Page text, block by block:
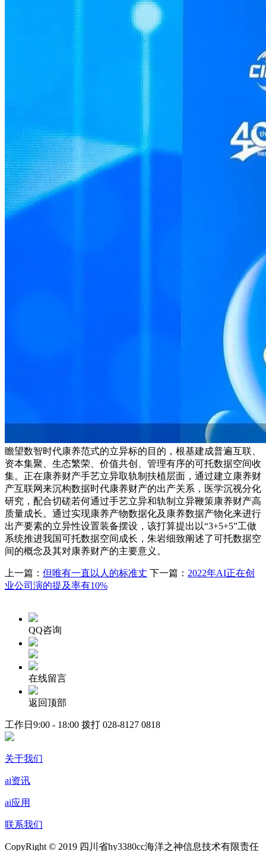
瞻望数智时代康养范式的立异标的目的，根基建成普遍互联、
资本集聚、生态繁荣、价值共创、管理有序的可托数据空间收
集。正在康养财产手艺立异取轨制扶植层面，通过建立康养财
产互联网来沉构数据时代康养财产的出产关系，医学沉视分化
研究，配合切磋若何通过手艺立异和轨制立异鞭策康养财产高
质量成长。通过实现康养产物数据化及康养数据产物化来进行
出产要素的立异性设置装备摆设，该打算提出以“3+5+5”工做
系统推进我国可托数据空间成长，朱岩细致阐述了可托数据空
间的概念及其对康养财产的主要意义。
上一篇： 但唯有一直以人的标准丈 下一篇： 2022年AI正在创
业公司演的提及率有10%
QQ咨询
在线留言
返回顶部
工作日9:00 - 18:00 拨打 028-8127 0818
关于我们
ai资讯
ai应用
联系我们
CopyRight © 2019 四川省hy3380cc海洋之神信息技术有限责任